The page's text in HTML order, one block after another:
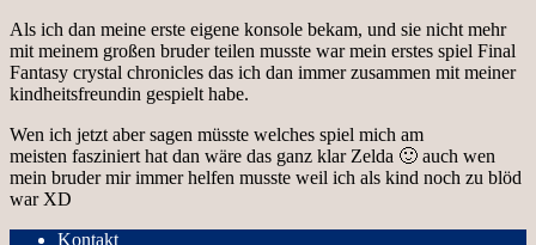
Als ich dan meine erste eigene konsole bekam, und sie nicht mehr
mit meinem großen bruder teilen musste war mein erstes spiel Final
Fantasy crystal chronicles das ich dan immer zusammen mit meiner
kindheitsfreundin gespielt habe.
Wen ich jetzt aber sagen müsste welches spiel mich am
meisten fasziniert hat dan wäre das ganz klar Zelda 🙂 auch wen
mein bruder mir immer helfen musste weil ich als kind noch zu blöd
war XD
Kontakt